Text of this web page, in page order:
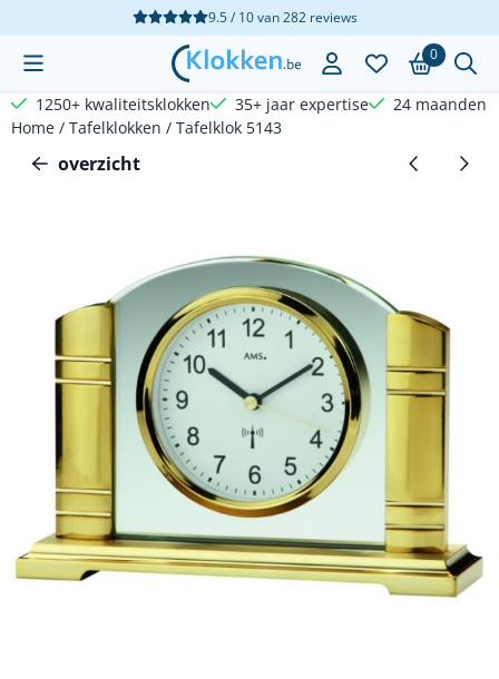
Cookievoorkeuren zijn beschikbaar. Kies instellingen of sta
9.5 / 10van282reviews
0
1250+ kwaliteitsklokken 35+ jaar expertise
24 maanden
Home / Tafelklokken / Tafelklok 5143
overzicht